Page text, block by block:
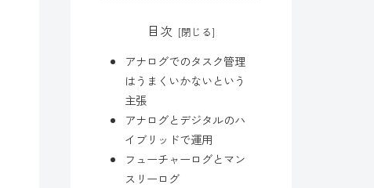
目次
アナログでのタスク管理
はうまくいかないという
主張
アナログとデジタルのハ
イブリッドで運用
フューチャーログとマン
スリーログ